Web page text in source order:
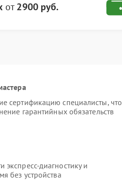
от2900 руб.
сертификацию специалисты, что
гарантийных обязательств
диагностику и
без устройства